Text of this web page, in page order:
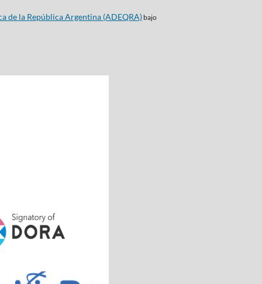
de la República Argentina (ADEQRA)bajo